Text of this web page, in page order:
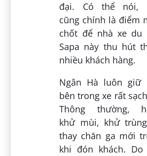
đại. Có thể nói,
cũng chính là điểm
chốt để nhà xe du
Sapa này thu hút
nhiều khách hàng.
Ngân Hà luôn giữ
bên trong xe rất
Thông thường,
khử mùi, khử
thay chăn ga mới
khi đón khách. Do